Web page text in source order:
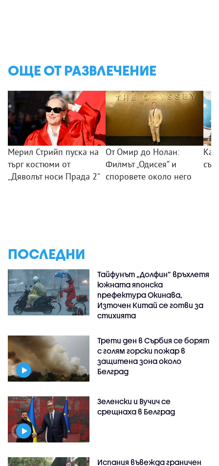
ОЩЕ ОТ РАЗВЛЕЧЕНИЕ
Мерил Стрийп пуска на
търг костюми от
„Дяволът носи Прада 2“
От Омир до Нолан:
Филмът „Одисея” и
споровете около него
ПОСЛЕДНИ
Тайфунът „Долфин” връхлетя
южната японска
префектура Окинава,
Източен Китай се готви за
стихията
Трети ден в Сърбия се борят
с голям горски пожар в
защитена зона около
Белград
Зеленски и Вучич се
срещнаха в Белград
Испания въвежда граничен